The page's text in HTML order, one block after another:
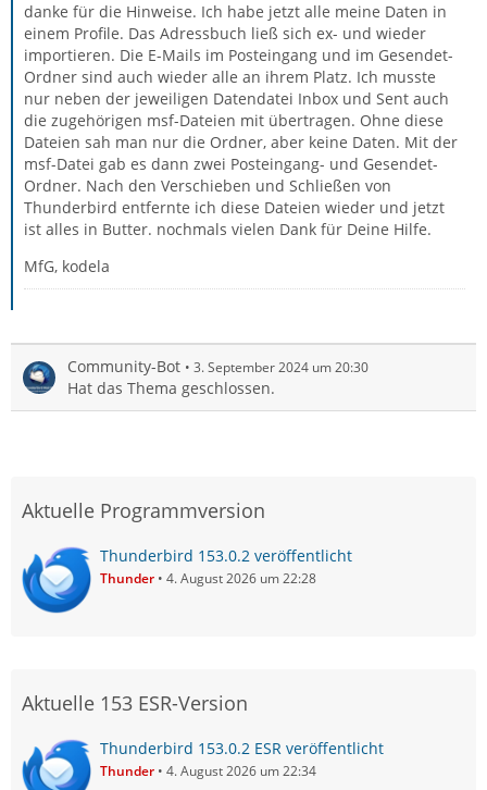
danke für die Hinweise. Ich habe jetzt alle meine Daten in
einem Profile. Das Adressbuch ließ sich ex- und wieder
importieren. Die E-Mails im Posteingang und im Gesendet-
Ordner sind auch wieder alle an ihrem Platz. Ich musste
nur neben der jeweiligen Datendatei Inbox und Sent auch
die zugehörigen msf-Dateien mit übertragen. Ohne diese
Dateien sah man nur die Ordner, aber keine Daten. Mit der
msf-Datei gab es dann zwei Posteingang- und Gesendet-
Ordner. Nach den Verschieben und Schließen von
Thunderbird entfernte ich diese Dateien wieder und jetzt
ist alles in Butter. nochmals vielen Dank für Deine Hilfe.
MfG, kodela
Community-Bot 3. September 2024 um 20:30
Hat das Thema geschlossen.
Aktuelle Programmversion
Thunderbird 153.0.2 veröffentlicht
Thunder 4. August 2026 um 22:28
Aktuelle 153 ESR-Version
Thunderbird 153.0.2 ESR veröffentlicht
Thunder 4. August 2026 um 22:34